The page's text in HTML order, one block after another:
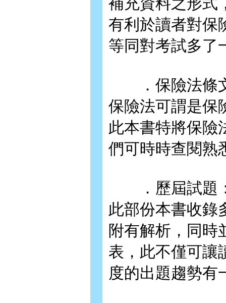
有利於讀者對保
等同對考試多了
．保險法條
保險法可謂是保
此本書特將保險
們可時時查閱熟
．歷屆試題
此部份本書收錄
附有解析，同時
表，此不僅可讓
度的出題趨勢有